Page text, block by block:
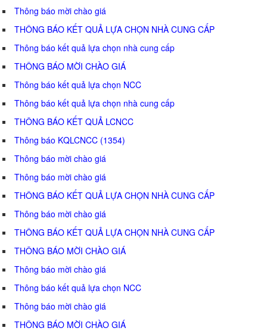
Thông báo mời chào giá
THÔNG BÁO KẾT QUẢ LỰA CHỌN NHÀ CUNG CẤP
Thông báo kết quả lựa chọn nhà cung cấp
THÔNG BÁO MỜI CHÀO GIÁ
Thông báo kết quả lựa chọn NCC
Thông báo kết quả lựa chọn nhà cung cấp
THÔNG BÁO KẾT QUẢ LCNCC
Thông báo KQLCNCC (1354)
Thông báo mời chào giá
Thông báo mời chào giá
THÔNG BÁO KẾT QUẢ LỰA CHỌN NHÀ CUNG CẤP
Thông báo mời chào giá
THÔNG BÁO KẾT QUẢ LỰA CHỌN NHÀ CUNG CẤP
THÔNG BÁO MỜI CHÀO GIÁ
Thông báo mời chào giá
Thông báo kết quả lựa chọn NCC
Thông báo mời chào giá
THÔNG BÁO MỜI CHÀO GIÁ